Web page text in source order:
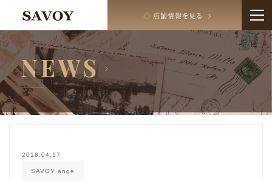
2018.04.17
SAVOY ange